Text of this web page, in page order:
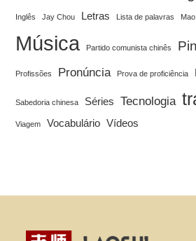
Inglês Jay Chou Letras Lista de palavras
Música Partido comunista chinês
Profissões Pronúncia Prova de proficiência
Sabedoria chinesa Séries Tecnologia
Viagem Vocabulário Vídeos